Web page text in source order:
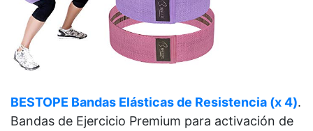
BESTOPE Bandas Elásticas de Resistencia (x 4).
Bandas de Ejercicio Premium para activación de